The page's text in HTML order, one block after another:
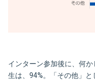
インターン参加後に、何
生は、94%。「その他」